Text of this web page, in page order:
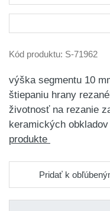
Kód produktu: S-71962
výška segmentu 10
štiepaniu hrany
životnosť na rezanie
keramických
produkte
Pridať k